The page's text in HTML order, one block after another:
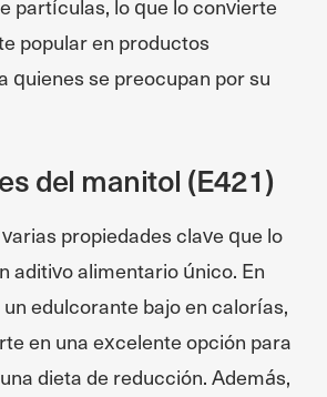
partículas, lo que lo convierte
popular en productos
quienes se preocupan por su
del manitol (E421)
propiedades clave que lo
aditivo alimentario único. En
edulcorante bajo en calorías,
en una excelente opción para
dieta de reducción. Además,